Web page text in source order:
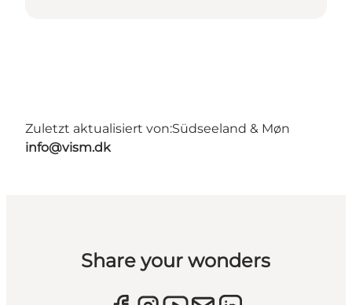
Zuletzt aktualisiert von:Südseeland & Møn
info@vism.dk
Share your wonders